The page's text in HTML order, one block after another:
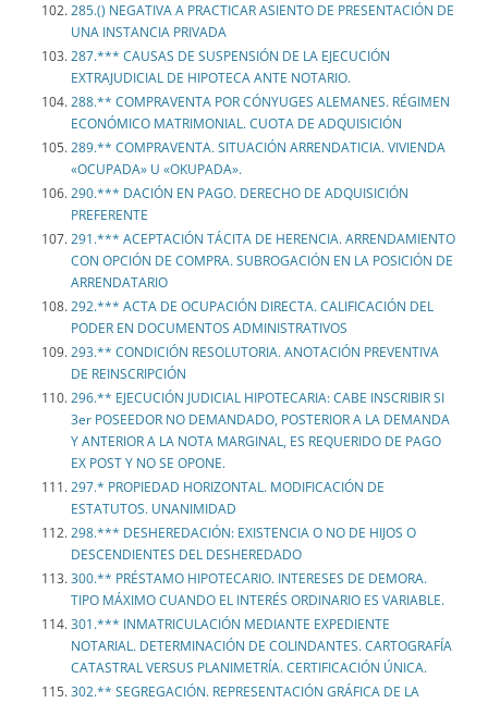
285.() NEGATIVA A PRACTICAR ASIENTO DE PRESENTACIÓN DE
UNA INSTANCIA PRIVADA
287.*** CAUSAS DE SUSPENSIÓN DE LA EJECUCIÓN
EXTRAJUDICIAL DE HIPOTECA ANTE NOTARIO.
288.** COMPRAVENTA POR CÓNYUGES ALEMANES. RÉGIMEN
ECONÓMICO MATRIMONIAL. CUOTA DE ADQUISICIÓN
289.** COMPRAVENTA. SITUACIÓN ARRENDATICIA. VIVIENDA
«OCUPADA» U «OKUPADA».
290.*** DACIÓN EN PAGO. DERECHO DE ADQUISICIÓN
PREFERENTE
291.*** ACEPTACIÓN TÁCITA DE HERENCIA. ARRENDAMIENTO
CON OPCIÓN DE COMPRA. SUBROGACIÓN EN LA POSICIÓN DE
ARRENDATARIO
292.*** ACTA DE OCUPACIÓN DIRECTA. CALIFICACIÓN DEL
PODER EN DOCUMENTOS ADMINISTRATIVOS
293.** CONDICIÓN RESOLUTORIA. ANOTACIÓN PREVENTIVA
DE REINSCRIPCIÓN
296.** EJECUCIÓN JUDICIAL HIPOTECARIA: CABE INSCRIBIR SI
3er POSEEDOR NO DEMANDADO, POSTERIOR A LA DEMANDA
Y ANTERIOR A LA NOTA MARGINAL, ES REQUERIDO DE PAGO
EX POST Y NO SE OPONE.
297.* PROPIEDAD HORIZONTAL. MODIFICACIÓN DE
ESTATUTOS. UNANIMIDAD
298.*** DESHEREDACIÓN: EXISTENCIA O NO DE HIJOS O
DESCENDIENTES DEL DESHEREDADO
300.** PRÉSTAMO HIPOTECARIO. INTERESES DE DEMORA.
TIPO MÁXIMO CUANDO EL INTERÉS ORDINARIO ES VARIABLE.
301.*** INMATRICULACIÓN MEDIANTE EXPEDIENTE
NOTARIAL. DETERMINACIÓN DE COLINDANTES. CARTOGRAFÍA
CATASTRAL VERSUS PLANIMETRÍA. CERTIFICACIÓN ÚNICA.
302.** SEGREGACIÓN. REPRESENTACIÓN GRÁFICA DE LA